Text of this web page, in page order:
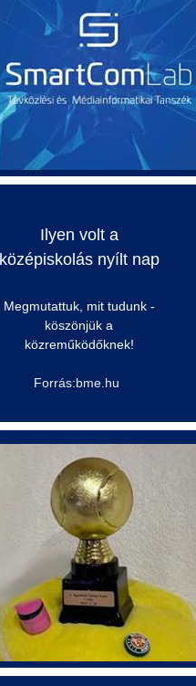
Ilyen volt a
középiskolás nyílt nap
Megmutattuk, mit tudunk -
köszönjük a
közreműködőknek!
Forrás:bme.hu